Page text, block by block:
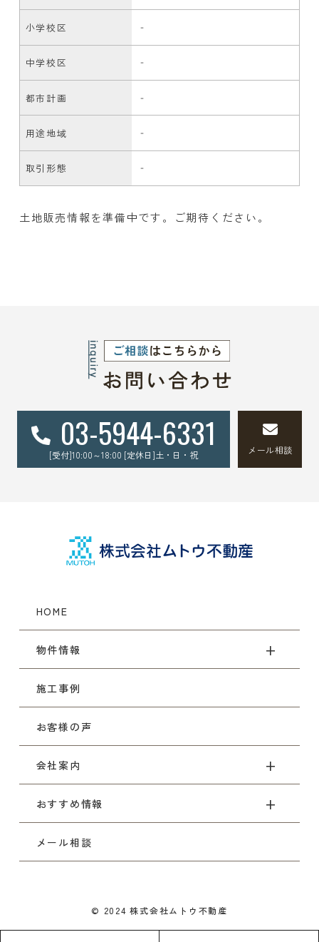
小学校区 ‐
中学校区 ‐
都市計画 ‐
用途地域 ‐
取引形態 ‐
土地販売情報を準備中です。ご期待ください。
03-5944-6331
[受付]10:00～18:00 [定休日]土・日・祝 メール相談
HOME
物件情報
施工事例
お客様の声
会社案内
おすすめ情報
メール相談
© 2024 株式会社ムトウ不動産